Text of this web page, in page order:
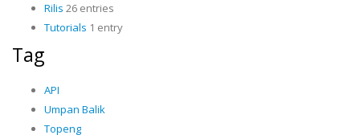
Rilis 26 entries
Tutorials 1 entry
Tag
API
Umpan Balik
Topeng